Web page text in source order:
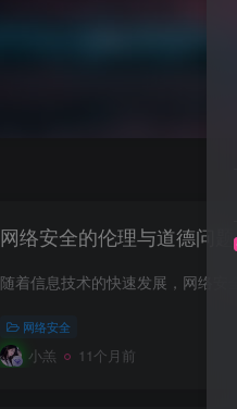
网络安全的伦理与道德问题
网络安全
小羔 11个月前